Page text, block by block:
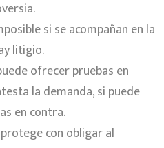
si se acompañan en la
litigio.
ofrecer pruebas en
la demanda, si puede
en contra.
con obligar al